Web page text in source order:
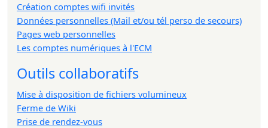
Création comptes wifi invités
Données personnelles (Mail et/ou tél perso de secours)
Pages web personnelles
Les comptes numériques à l'ECM
Outils collaboratifs
Mise à disposition de fichiers volumineux
Ferme de Wiki
Prise de rendez-vous